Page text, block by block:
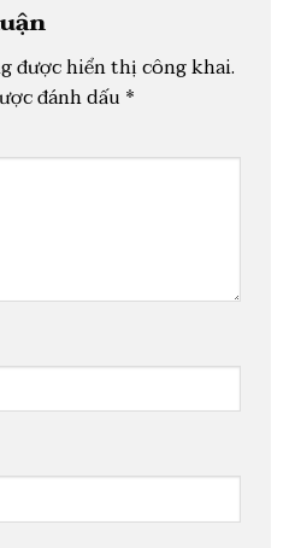
được hiển thị công khai.
đánh dấu *